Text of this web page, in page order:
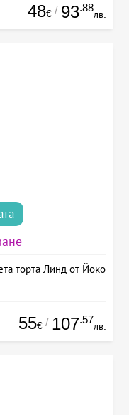
48€ / 93.88
лв.
торта Линд от Йоко
55€ / 107.57
лв.